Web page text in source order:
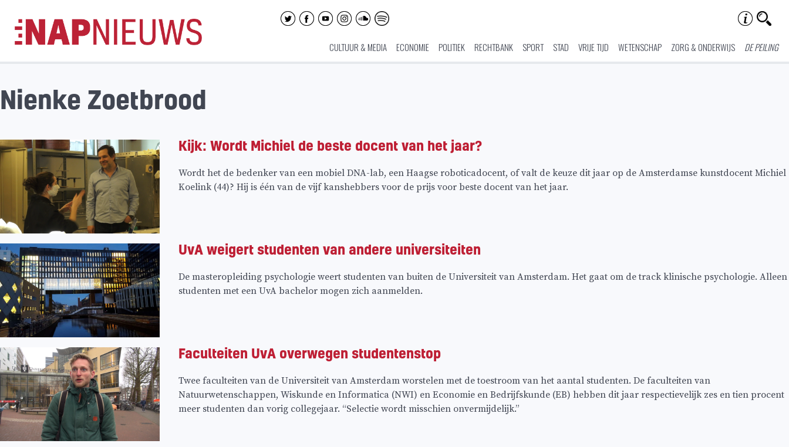
naar
inhoud
CULTUUR & MEDIA ECONOMIE POLITIEK RECHTBANK SPORT STAD VRIJE TIJD WETENSCHAP ZORG & ONDERWIJS DE PEILING
Nienke Zoetbrood
Kijk: Wordt Michiel de beste docent van het jaar?
Wordt het de bedenker van een mobiel DNA-lab, een Haagse roboticadocent, of valt de keuze dit jaar op de Amsterdamse kunstdocent Michiel
Koelink (44)? Hij is één van de vijf kanshebbers voor de prijs voor beste docent van het jaar.
UvA weigert studenten van andere universiteiten
De masteropleiding psychologie weert studenten van buiten de Universiteit van Amsterdam. Het gaat om de track klinische psychologie. Alleen
studenten met een UvA bachelor mogen zich aanmelden.
Faculteiten UvA overwegen studentenstop
Twee faculteiten van de Universiteit van Amsterdam worstelen met de toestroom van het aantal studenten. De faculteiten van
Natuurwetenschappen, Wiskunde en Informatica (NWI) en Economie en Bedrijfskunde (EB) hebben dit jaar respectievelijk zes en tien procent
meer studenten dan vorig collegejaar. “Selectie wordt misschien onvermijdelijk.”